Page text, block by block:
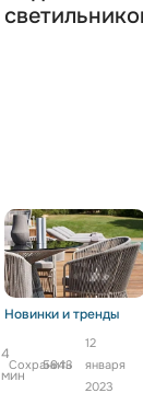
4
мин
5843
Новинки и тренды
Сохранить
12
января
2023